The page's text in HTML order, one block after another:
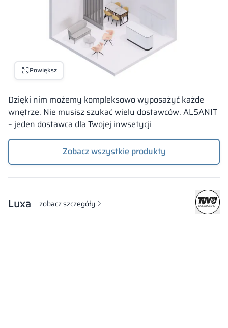
Powiększ
Dzięki nim możemy kompleksowo wyposażyć każde
wnętrze. Nie musisz szukać wielu dostawców. ALSANIT
– jeden dostawca dla Twojej inwsetycji
Zobacz wszystkie produkty
Luxa zobacz szczegóły